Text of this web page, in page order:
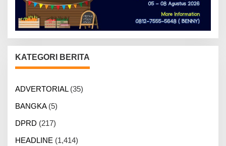
KATEGORI BERITA
ADVERTORIAL(35)
BANGKA(5)
DPRD (217)
HEADLINE (1,414)